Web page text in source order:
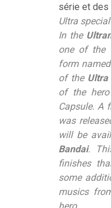
série et des
Ultra
In the
one of the
form named
of the Ultra
of the
Capsule. A
was
will be
Bandai.
finishes
some
musics
hero.